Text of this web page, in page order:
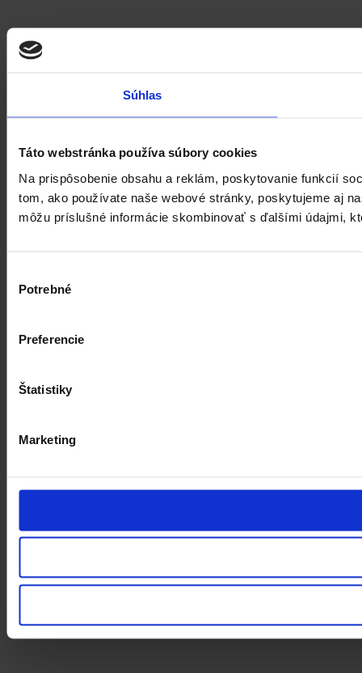
Súhlas
Táto webstránka používa súbory cookies
Na prispôsobenie obsahu a reklám, poskytovanie funkcií
tom, ako používate naše webové stránky, poskytujeme aj
môžu príslušné informácie skombinovať s ďalšími údajmi,
súhlasu
Potrebné
Preferencie
Štatistiky
Marketing